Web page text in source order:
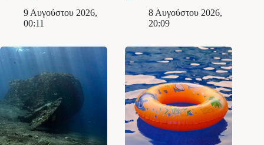
9 Αυγούστου 2026,
00:11
8 Αυγούστου 2026,
20:09